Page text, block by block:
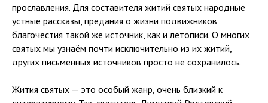
прославления. Для составителя житий святых народные
устные рассказы, предания о жизни подвижников
благочестия такой же источник, как и летописи. О многих
святых мы узнаём почти исключительно из их житий,
других письменных источников просто не сохранилось.
Жития святых — это особый жанр, очень близкий к